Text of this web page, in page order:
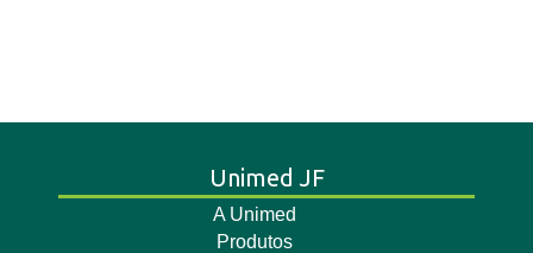
Unimed JF
A Unimed
Produtos